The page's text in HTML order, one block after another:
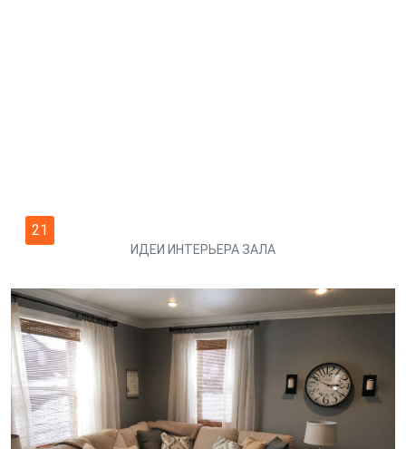
21
ИДЕИ ИНТЕРЬЕРА ЗАЛА